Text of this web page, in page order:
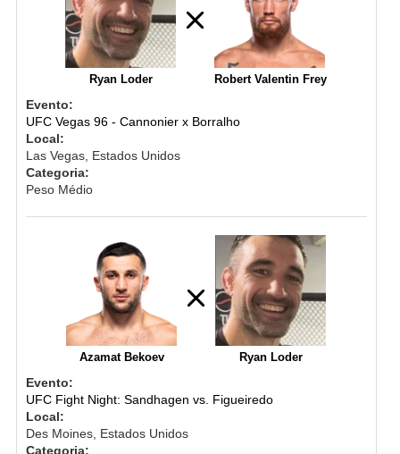
Ryan Loder Robert Valentin Frey
Evento:
UFC Vegas 96 - Cannonier x Borralho
Local:
Las Vegas, Estados Unidos
Categoria:
Peso Médio
Azamat Bekoev Ryan Loder
Evento:
UFC Fight Night: Sandhagen vs. Figueiredo
Local:
Des Moines, Estados Unidos
Categoria: